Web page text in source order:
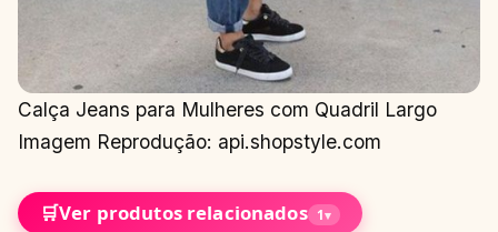
Calça Jeans para Mulheres com Quadril Largo
Imagem Reprodução: api.shopstyle.com
🛒Ver produtos relacionados 1▾